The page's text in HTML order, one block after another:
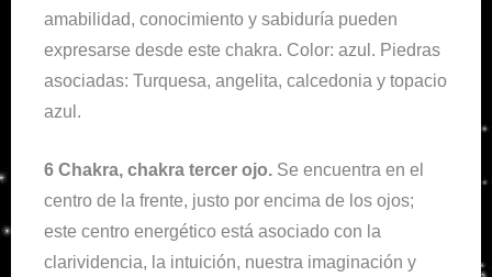
amabilidad, conocimiento y sabiduría pueden
expresarse desde este chakra. Color: azul. Piedras
asociadas: Turquesa, angelita, calcedonia y topacio
azul.
6 Chakra, chakra tercer ojo. Se encuentra en el
centro de la frente, justo por encima de los ojos;
este centro energético está asociado con la
clarividencia, la intuición, nuestra imaginación y